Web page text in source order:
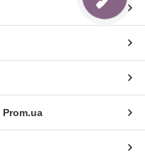
Prom.ua